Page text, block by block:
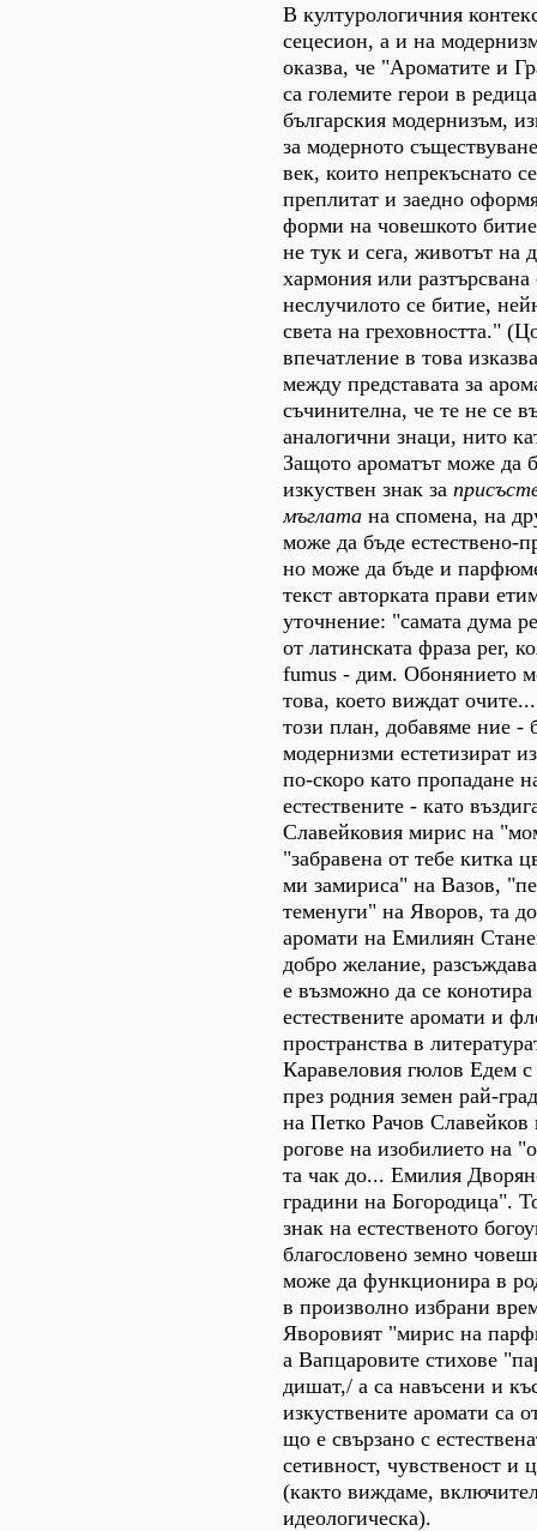
В културологичния
сецесион, а и на
оказва, че "Ароматите и
са големите герои в
българския модернизъм,
за модерното
век, които непрекъснато
преплитат и заедно
форми на човешкото
не тук и сега, животът на
хармония или
неслучилото се битие,
света на греховността."
впечатление в това
между представата за
съчинителна, че те не се
аналогични знаци, нито
Защото ароматът може да
изкуствен знак за
мъглата на спомена, на
може да бъде естествено-
но може да бъде и
текст авторката прави
уточнение: "самата дума
от латинската фраза per,
fumus - дим. Обонянието
това, което виждат
този план, добавяме ние -
модернизми естетизират
по-скоро като пропадане
естествените - като
Славейковия мирис на
"забравена от тебе китка
ми замириса" на Вазов,
теменуги" на Яворов, та
аромати на Емилиян
добро желание,
е възможно да се
естествените аромати и
пространства в
Каравеловия гюлов Едем
през родния земен рай-
на Петко Рачов Славейков
рогове на изобилието на
та чак до... Емилия
градини на Богородица".
знак на естественото
благословено земно
може да функционира в
в произволно избрани
Яворовият "мирис на
а Вапцаровите стихове
дишат,/ а са навъсени и
изкуствените аромати са
що е свързано с
сетивност, чувственост и
(както виждаме,
идеологическа).